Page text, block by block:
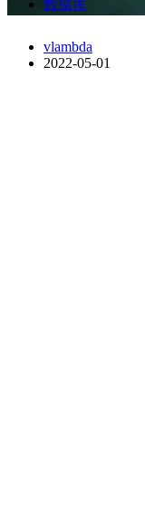
数据库
vlambda
2022-05-01